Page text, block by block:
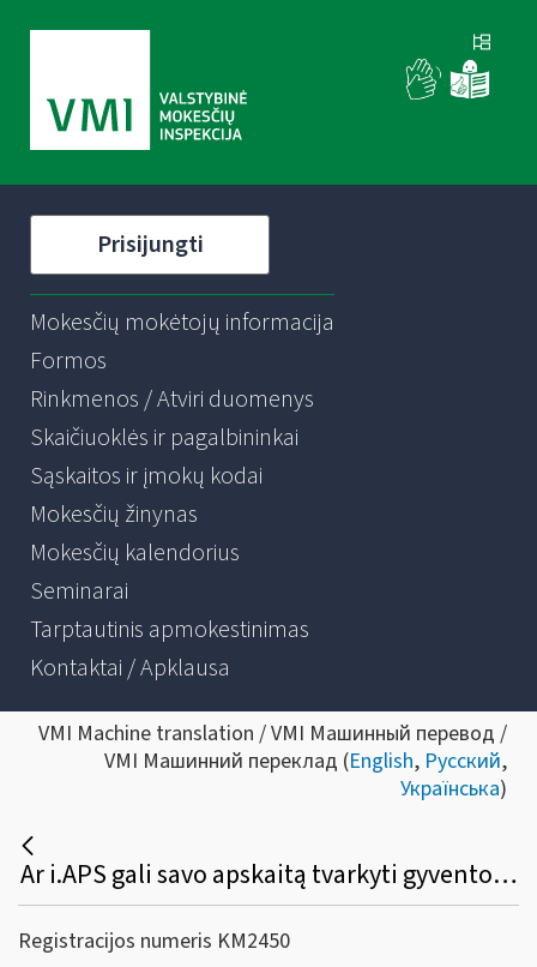
Prisijungti
Mokesčių mokėtojų informacija
Formos
Rinkmenos / Atviri duomenys
Skaičiuoklės ir pagalbininkai
Sąskaitos ir įmokų kodai
Mokesčių žinynas
Mokesčių kalendorius
Seminarai
Tarptautinis apmokestinimas
Kontaktai / Apklausa
VMI Machine translation / VMI Машинный перевод /
VMI Машинний переклад (English, Русский,
Українська)
Ar i.APS gali savo apskaitą tvarkyti gyventojas, turintis tuo pačiu laikotarpiu verslo liudijimą ir individualią veiklą pagal pažymą?
Registracijos numeris KM2450